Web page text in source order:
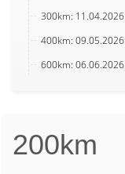
300km: 11.04.2026
400km: 09.05.2026
600km: 06.06.2026
200km